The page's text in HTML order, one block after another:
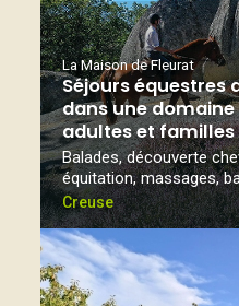
La Maison de Fleurat
Séjours équestres
dans une
adultes et familles
Balades, découverte
équitation, massages,
Creuse